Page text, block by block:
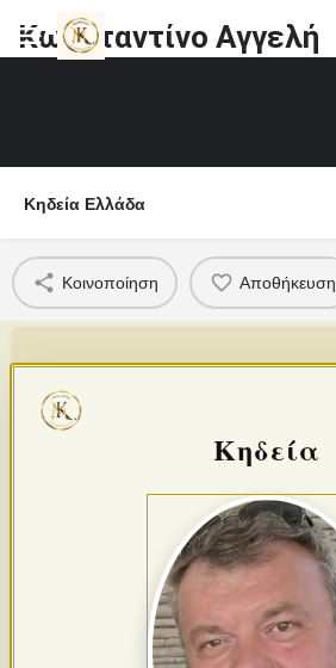
Κωνσταντίνο Αγγελή
Κηδεία Ελλάδα
Κοινοποίηση Αποθήκευση
Κηδεία